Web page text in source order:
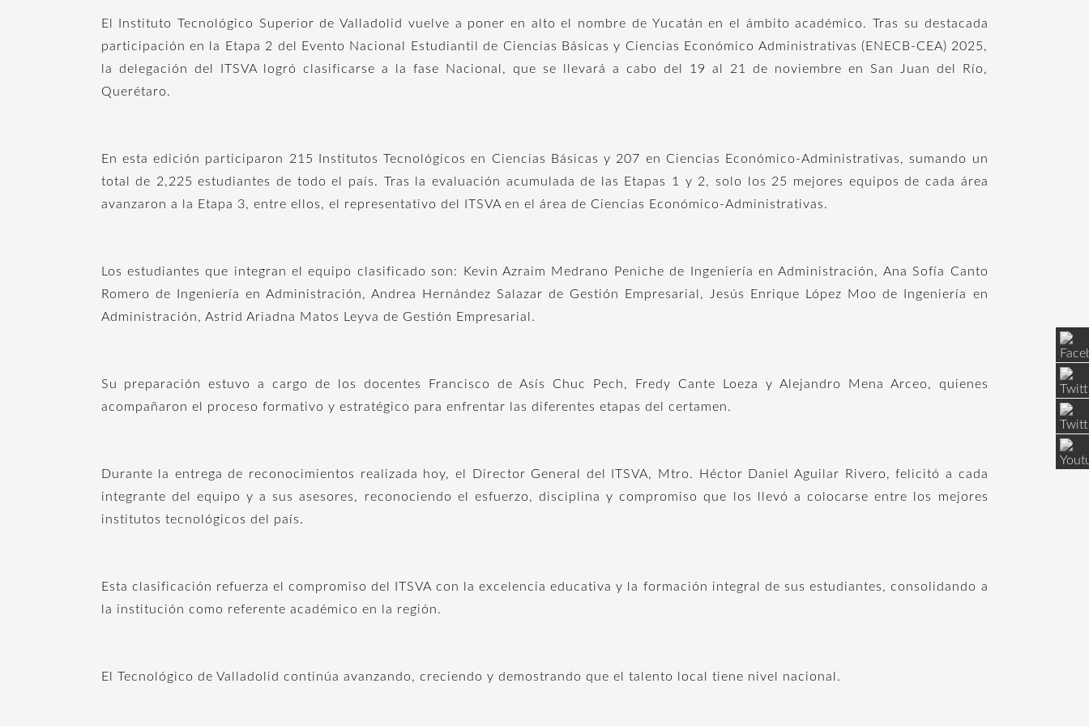
El Instituto Tecnológico Superior de Valladolid vuelve a poner en alto el nombre de Yucatán en el ámbito académico. Tras su destacada
participación en la Etapa 2 del Evento Nacional Estudiantil de Ciencias Básicas y Ciencias Económico Administrativas (ENECB-CEA) 2025,
la delegación del ITSVA logró clasificarse a la fase Nacional, que se llevará a cabo del 19 al 21 de noviembre en San Juan del Río,
Querétaro.
En esta edición participaron 215 Institutos Tecnológicos en Ciencias Básicas y 207 en Ciencias Económico-Administrativas, sumando un
total de 2,225 estudiantes de todo el país. Tras la evaluación acumulada de las Etapas 1 y 2, solo los 25 mejores equipos de cada área
avanzaron a la Etapa 3, entre ellos, el representativo del ITSVA en el área de Ciencias Económico-Administrativas.
Los estudiantes que integran el equipo clasificado son: Kevin Azraim Medrano Peniche de Ingeniería en Administración, Ana Sofía Canto
Romero de Ingeniería en Administración, Andrea Hernández Salazar de Gestión Empresarial, Jesús Enrique López Moo de Ingeniería en
Administración, Astrid Ariadna Matos Leyva de Gestión Empresarial.
Su preparación estuvo a cargo de los docentes Francisco de Asís Chuc Pech, Fredy Cante Loeza y Alejandro Mena Arceo, quienes
acompañaron el proceso formativo y estratégico para enfrentar las diferentes etapas del certamen.
Durante la entrega de reconocimientos realizada hoy, el Director General del ITSVA, Mtro. Héctor Daniel Aguilar Rivero, felicitó a cada
integrante del equipo y a sus asesores, reconociendo el esfuerzo, disciplina y compromiso que los llevó a colocarse entre los mejores
institutos tecnológicos del país.
Esta clasificación refuerza el compromiso del ITSVA con la excelencia educativa y la formación integral de sus estudiantes, consolidando a
la institución como referente académico en la región.
El Tecnológico de Valladolid continúa avanzando, creciendo y demostrando que el talento local tiene nivel nacional.